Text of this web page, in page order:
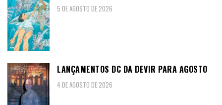
5 DE AGOSTO DE 2026
LANÇAMENTOS DC DA DEVIR PARA AGOSTO
4 DE AGOSTO DE 2026